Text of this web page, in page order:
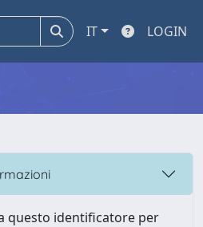
IT LOGIN
questo identificatore per